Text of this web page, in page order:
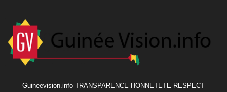
Guineevision.info TRANSPARENCE-HONNETETE-RESPECT